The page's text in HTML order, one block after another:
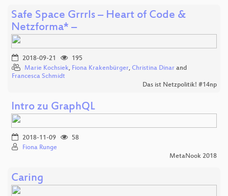
Safe Space Grrrls – Heart of Code &
Netzforma* –
2018-09-21
195
Marie Kochsiek, Fiona Krakenbürger, Christina Dinar and
Francesca Schmidt
Das ist Netzpolitik! #14np
Intro zu GraphQL
2018-11-09
58
Fiona Runge
MetaNook 2018
Caring